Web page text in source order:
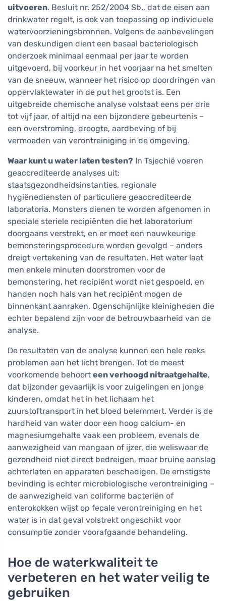
uitvoeren. Besluit nr. 252/2004 Sb., dat de eisen aan
drinkwater regelt, is ook van toepassing op individuele
watervoorzieningsbronnen. Volgens de aanbevelingen
van deskundigen dient een basaal bacteriologisch
onderzoek minimaal eenmaal per jaar te worden
uitgevoerd, bij voorkeur in het voorjaar na het smelten
van de sneeuw, wanneer het risico op doordringen van
oppervlaktewater in de put het grootst is. Een
uitgebreide chemische analyse volstaat eens per drie
tot vijf jaar, of altijd na een bijzondere gebeurtenis –
een overstroming, droogte, aardbeving of bij
vermoeden van verontreiniging in de omgeving.
Waar kunt u water laten testen? In Tsjechië voeren
geaccrediteerde analyses uit:
staatsgezondheidsinstanties, regionale
hygiënediensten of particuliere geaccrediteerde
laboratoria. Monsters dienen te worden afgenomen in
speciale steriele recipiënten die het laboratorium
doorgaans verstrekt, en er moet een nauwkeurige
bemonsteringsprocedure worden gevolgd – anders
dreigt vertekening van de resultaten. Het water laat
men enkele minuten doorstromen voor de
bemonstering, het recipiënt wordt niet gespoeld, en
handen noch hals van het recipiënt mogen de
binnenkant aanraken. Ogenschijnlijke kleinigheden die
echter bepalend zijn voor de betrouwbaarheid van de
analyse.
De resultaten van de analyse kunnen een hele reeks
problemen aan het licht brengen. Tot de meest
voorkomende behoort een verhoogd nitraatgehalte,
dat bijzonder gevaarlijk is voor zuigelingen en jonge
kinderen, omdat het in het lichaam het
zuurstoftransport in het bloed belemmert. Verder is de
hardheid van water door een hoog calcium- en
magnesiumgehalte vaak een probleem, evenals de
aanwezigheid van mangaan of ijzer, die weliswaar de
gezondheid niet direct bedreigen, maar bruine aanslag
achterlaten en apparaten beschadigen. De ernstigste
bevinding is echter microbiologische verontreiniging –
de aanwezigheid van coliforme bacteriën of
enterokokken wijst op fecale verontreiniging en het
water is in dat geval volstrekt ongeschikt voor
consumptie zonder voorafgaande behandeling.
Hoe de waterkwaliteit te
verbeteren en het water veilig te
gebruiken